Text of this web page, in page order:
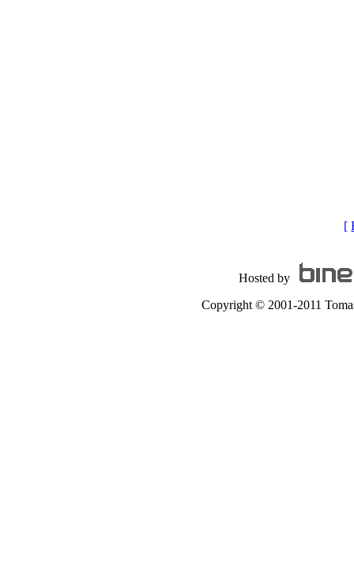
[
Hosted by
Copyright © 2001-2011